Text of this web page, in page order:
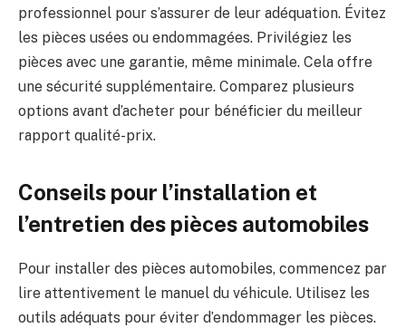
professionnel pour s’assurer de leur adéquation. Évitez
les pièces usées ou endommagées. Privilégiez les
pièces avec une garantie, même minimale. Cela offre
une sécurité supplémentaire. Comparez plusieurs
options avant d’acheter pour bénéficier du meilleur
rapport qualité-prix.
Conseils pour l’installation et
l’entretien des pièces automobiles
Pour installer des pièces automobiles, commencez par
lire attentivement le manuel du véhicule. Utilisez les
outils adéquats pour éviter d’endommager les pièces.